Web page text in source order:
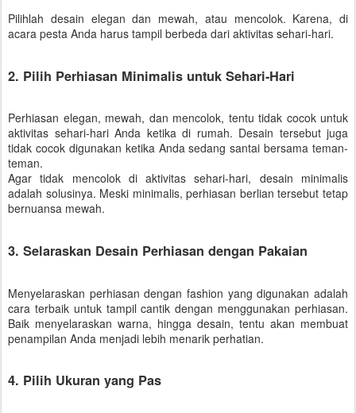
Pilihlah desain elegan dan mewah, atau mencolok. Karena, di
acara pesta Anda harus tampil berbeda dari aktivitas sehari-hari.
2. Pilih Perhiasan Minimalis untuk Sehari-Hari
Perhiasan elegan, mewah, dan mencolok, tentu tidak cocok untuk
aktivitas sehari-hari Anda ketika di rumah. Desain tersebut juga
tidak cocok digunakan ketika Anda sedang santai bersama teman-
teman.
Agar tidak mencolok di aktivitas sehari-hari, desain minimalis
adalah solusinya. Meski minimalis, perhiasan berlian tersebut tetap
bernuansa mewah.
3. Selaraskan Desain Perhiasan dengan Pakaian
Menyelaraskan perhiasan dengan fashion yang digunakan adalah
cara terbaik untuk tampil cantik dengan menggunakan perhiasan.
Baik menyelaraskan warna, hingga desain, tentu akan membuat
penampilan Anda menjadi lebih menarik perhatian.
4. Pilih Ukuran yang Pas